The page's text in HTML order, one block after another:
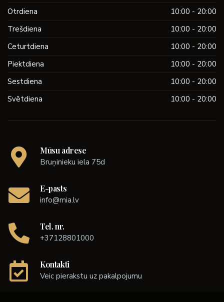
Otrdiena
10:00 - 20:00
Trešdiena
10:00 - 20:00
Ceturtdiena
10:00 - 20:00
Piektdiena
10:00 - 20:00
Sestdiena
10:00 - 20:00
Svētdiena
10:00 - 20:00
Mūsu adrese
Bruņinieku iela 75d
E-pasts
info@mia.lv
Tel. nr.
+37128801000
Kontakti
Veic pierakstu uz pakalpojumu